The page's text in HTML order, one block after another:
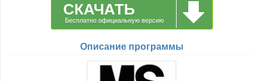
СКАЧАТЬ
Бесплатно официальную версию
Описание программы